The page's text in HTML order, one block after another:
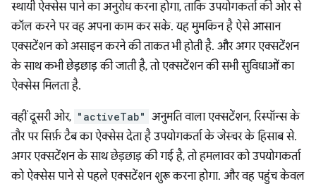
स्थायी ऐक्सेस पाने का अनुरोध करना होगा, ताकि उपयोगकर्ता की ओर से
कॉल करने पर वह अपना काम कर सके. यह मुमकिन है ऐसे आसान
एक्सटेंशन को असाइन करने की ताकत भी होती है. और अगर एक्सटेंशन
के साथ कभी छेड़छाड़ की जाती है, तो एक्सटेंशन की सभी सुविधाओं का
ऐक्सेस मिलता है.
वहीं दूसरी ओर, "activeTab" अनुमति वाला एक्सटेंशन, रिस्पॉन्स के
तौर पर सिर्फ़ टैब का ऐक्सेस देता है उपयोगकर्ता के जेस्चर के हिसाब से.
अगर एक्सटेंशन के साथ छेड़छाड़ की गई है, तो हमलावर को उपयोगकर्ता
को ऐक्सेस पाने से पहले एक्सटेंशन शुरू करना होगा. और वह पहुंच केवल